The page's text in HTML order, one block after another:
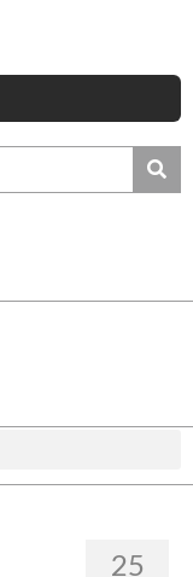
25